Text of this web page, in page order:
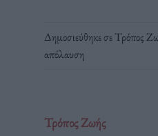
Δημοσιεύθηκε σεΤρόπος
απόλαυση
Τρόπος Ζωής